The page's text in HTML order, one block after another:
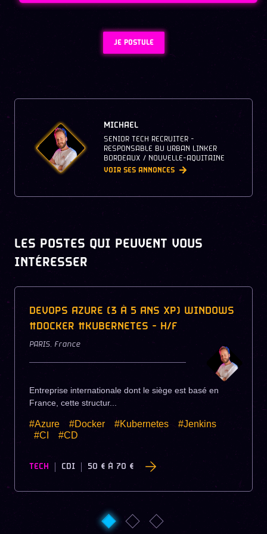
JE POSTULE
MICHAEL
SENIOR TECH RECRUITER -
RESPONSABLE BU URBAN LINKER
BORDEAUX / NOUVELLE-AQUITAINE
VOIR SES ANNONCES
LES POSTES QUI PEUVENT VOUS
INTÉRESSER
DEVOPS AZURE (3 À 5 ANS XP) WINDOWS
#DOCKER #KUBERNETES - H/F
PARIS, France
Entreprise internationale dont le siège est basé en
France, cette structur...
#Azure #Docker #Kubernetes
#Jenkins
#CI
#CD
TECH CDI 50 € À 70 €